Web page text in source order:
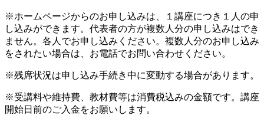
※ホームページからのお申し込みは、１講座につき１人の申
し込みができます。代表者の方が複数人分の申し込みはでき
ません。各人でお申し込みください。複数人分のお申し込み
をされたい場合は、お電話でお問い合わせください。
※残席状況は申し込み手続き中に変動する場合があります。
※受講料や維持費、教材費等は消費税込みの金額です。講座
開始日前のご入金をお願いします。